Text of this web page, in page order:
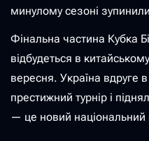
минулому сезоні
Фінальна частина Кубка
відбудеться в
вересня. Україна вдруге
престижний турнір і
— це новий